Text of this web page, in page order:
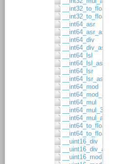
__int32_to_float32
__int32_to_float64
__int64_asr
__int64_asr_asgn
__int64_div
__int64_div_asgn
__int64_lsl
__int64_lsl_asgn
__int64_lsr
__int64_lsr_asgn
__int64_mod
__int64_mod_asgn
__int64_mul
__int64_mul_32x32
__int64_mul_asgn
__int64_to_float32
__int64_to_float64
__uint16_div
__uint16_div_asgn
__uint16_mod